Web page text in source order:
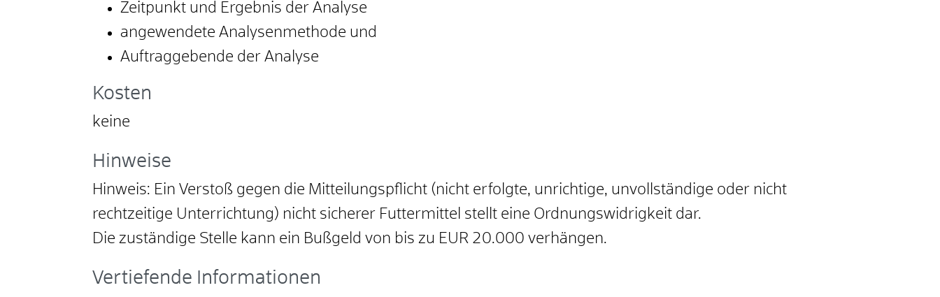
Zeitpunkt und Ergebnis der Analyse
angewendete Analysenmethode und
Auftraggebende der Analyse
Kosten
keine
Hinweise
Hinweis: Ein Verstoß gegen die Mitteilungspflicht (nicht erfolgte, unrichtige, unvollständige oder nicht
rechtzeitige Unterrichtung) nicht sicherer Futtermittel stellt eine Ordnungswidrigkeit dar.
Die zuständige Stelle kann ein Bußgeld von bis zu EUR 20.000 verhängen.
Vertiefende Informationen